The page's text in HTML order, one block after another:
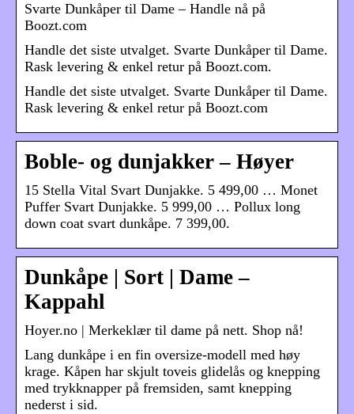
Svarte Dunkåper til Dame – Handle nå på
Boozt.com
Handle det siste utvalget. Svarte Dunkåper til Dame.
Rask levering & enkel retur på Boozt.com.
Handle det siste utvalget. Svarte Dunkåper til Dame.
Rask levering & enkel retur på Boozt.com
Boble- og dunjakker – Høyer
15 Stella Vital Svart Dunjakke. 5 499,00 … Monet
Puffer Svart Dunjakke. 5 999,00 … Pollux long
down coat svart dunkåpe. 7 399,00.
Dunkåpe | Sort | Dame –
Kappahl
Hoyer.no | Merkeklær til dame på nett. Shop nå!
Lang dunkåpe i en fin oversize-modell med høy
krage. Kåpen har skjult toveis glidelås og knepping
med trykknapper på fremsiden, samt knepping
nederst i sid.